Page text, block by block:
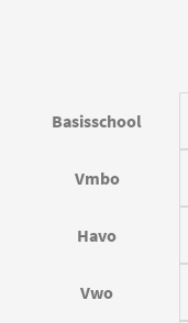
Basisschool
Vmbo
Havo
Vwo